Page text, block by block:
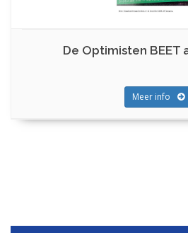
De Optimisten BEET
Meer info